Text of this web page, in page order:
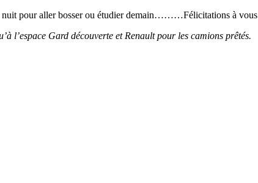
nuit pour aller bosser ou étudier demain………Félicitations à vous
l’espace Gard découverte et Renault pour les camions prêtés.